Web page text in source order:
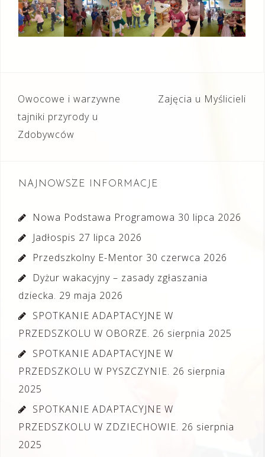
Nawigacja
wpisu
Owocowe i warzywne
tajniki przyrody u
Zdobywców
Zajęcia u Myślicieli
NAJNOWSZE INFORMACJE
Nowa Podstawa Programowa 30 lipca 2026
Jadłospis 27 lipca 2026
Przedszkolny E-Mentor 30 czerwca 2026
Dyżur wakacyjny – zasady zgłaszania
dziecka. 29 maja 2026
SPOTKANIE ADAPTACYJNE W
PRZEDSZKOLU W OBORZE. 26 sierpnia 2025
SPOTKANIE ADAPTACYJNE W
PRZEDSZKOLU W PYSZCZYNIE. 26 sierpnia
2025
SPOTKANIE ADAPTACYJNE W
PRZEDSZKOLU W ZDZIECHOWIE. 26 sierpnia
2025